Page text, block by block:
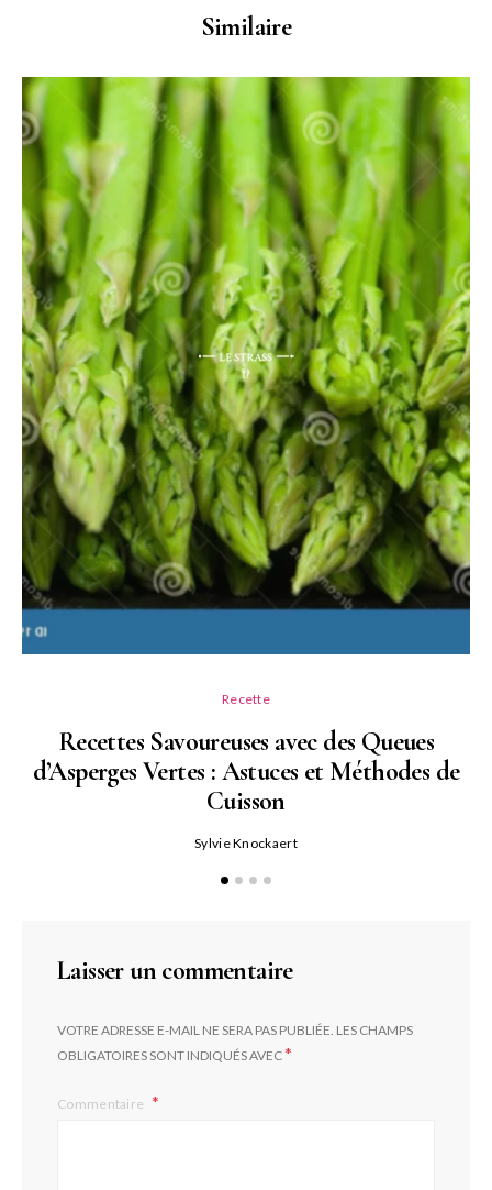
Similaire
Recette
Recettes Savoureuses avec des Queues
d’Asperges Vertes : Astuces et Méthodes de
Cuisson
Sylvie Knockaert
Laisser un commentaire
VOTRE ADRESSE E-MAIL NE SERA PAS PUBLIÉE. LES CHAMPS
OBLIGATOIRES SONT INDIQUÉS AVEC*
Commentaire